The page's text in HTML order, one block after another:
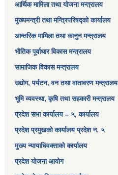
आर्थिक मामिला तथा योजना मन्त्रालय​
मुख्यमन्त्री तथा मन्त्रिपरिषद्को कार्यालय
आन्तरिक मामिला तथा कानुन मन्त्रालय
भौतिक पूर्वाधार विकास मन्त्रालय
सामाजिक विकास मन्त्रालय
उद्योग, पर्यटन, वन तथा वातावरण मन्त्रालय
भूमि व्यवस्था, कृषि तथा सहकारी मन्त्रालय
प्रदेश सभा कार्यालय – ५, कार्यालय
प्रदेश प्रमुखको कार्यालय प्रदेश न. ५
मुख्य न्यायाधिवक्ताको कार्यालय
प्रदेश योजना आयोग